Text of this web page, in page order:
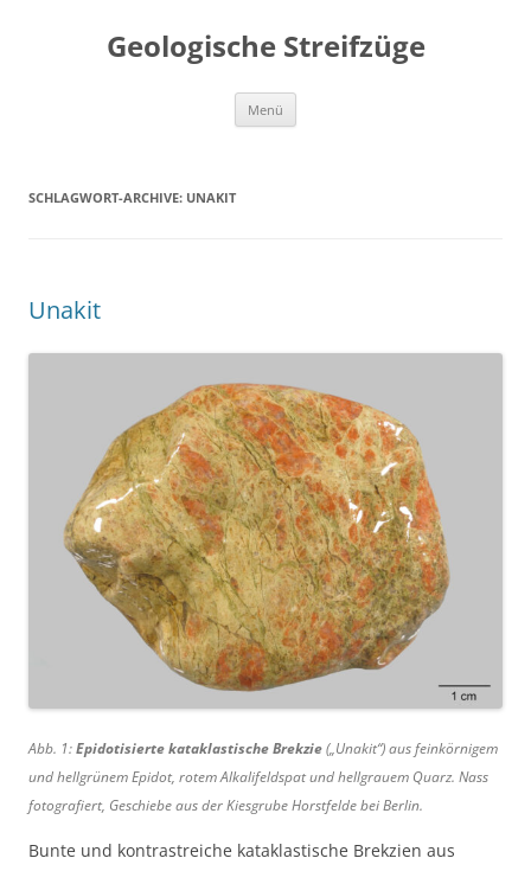
Geologische Streifzüge
Menü
SCHLAGWORT-ARCHIVE: UNAKIT
Unakit
Abb. 1:Epidotisierte kataklastische Brekzie(„Unakit“) aus feinkörnigem
und hellgrünem Epidot, rotem Alkalifeldspat und hellgrauem Quarz. Nass
fotografiert, Geschiebe aus der Kiesgrube Horstfelde bei Berlin.
Bunte und kontrastreiche kataklastische Brekzien aus